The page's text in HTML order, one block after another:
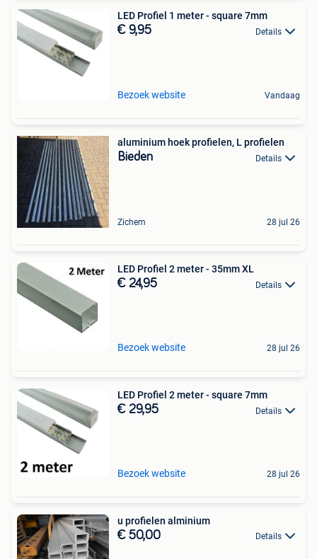
LED Profiel 1 meter - square 7mm
€ 9,95 Details
Bezoek website Vandaag
aluminium hoek profielen, L profielen
Bieden Details
Zichem 28 jul 26
LED Profiel 2 meter - 35mm XL
€ 24,95 Details
Bezoek website 28 jul 26
LED Profiel 2 meter - square 7mm
€ 29,95 Details
Bezoek website 28 jul 26
u profielen alminium
€ 50,00 Details